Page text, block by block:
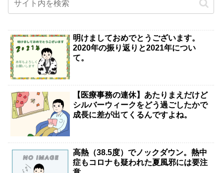
明けましておめでとうございます。
2020年の振り返りと2021年につい
て。
【医療事務の連休】あたりまえだけど
シルバーウィークをどう過ごしたかで
成長に差が出てくるんですよね。
高熱（38.5度）でノックダウン。熱中
症もコロナも疑われた夏風邪には要注